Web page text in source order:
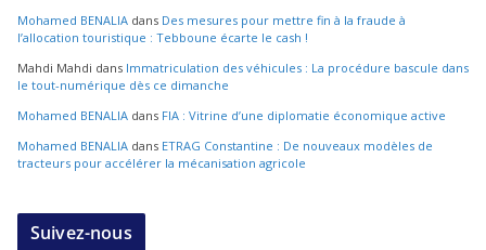
Mohamed BENALIA dans Des mesures pour mettre fin à la fraude à
l’allocation touristique : Tebboune écarte le cash !
Mahdi Mahdi dans Immatriculation des véhicules : La procédure bascule dans
le tout-numérique dès ce dimanche
Mohamed BENALIA dans FIA : Vitrine d’une diplomatie économique active
Mohamed BENALIA dans ETRAG Constantine : De nouveaux modèles de
tracteurs pour accélérer la mécanisation agricole
Suivez-nous